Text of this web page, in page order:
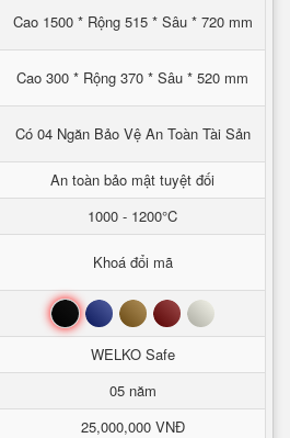
Cao 1500 * Rộng 515 * Sâu * 720 mm
Cao 300 * Rộng 370 * Sâu * 520 mm
Có 04 Ngăn Bảo Vệ An Toàn Tài Sản
An toàn bảo mật tuyệt đối
1000 - 1200°C
Khoá đổi mã
Đen Xanh Nâu Đỏ Trắng
WELKO Safe
05 năm
25,000,000 VNĐ